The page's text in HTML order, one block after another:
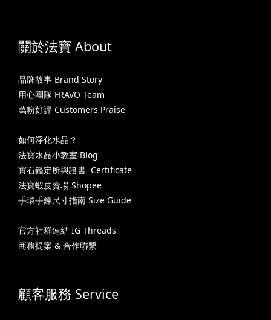
關於法寶 About
品牌故事 Brand Story
用心團隊 FRAVO Team
萬粉好評 Customers Praise
如何淨化水晶？
法寶水晶小教室 Blog
寶石鑑定所與證書 Certificate
法寶蝦皮賣場 Shopee
手環手鍊尺寸指南 Size Guide
官方社群連結 IG Threads
商務提案 & 合作聯繫
顧客服務 Service